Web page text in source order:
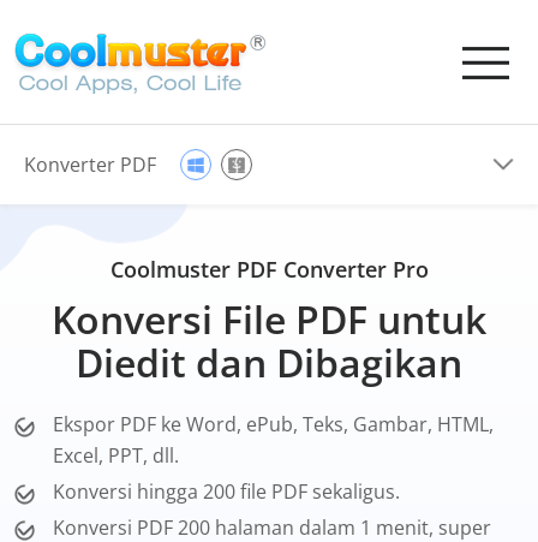
Konverter PDF
Coolmuster PDF Converter Pro
Konversi File PDF untuk
Diedit dan Dibagikan
Ekspor PDF ke Word, ePub, Teks, Gambar, HTML,
Excel, PPT, dll.
Konversi hingga 200 file PDF sekaligus.
Konversi PDF 200 halaman dalam 1 menit, super